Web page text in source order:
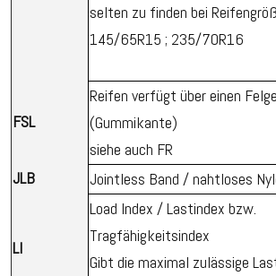
selten zu finden bei
145/65R15 ; 235/70R16
FSL
Reifen verfügt über einen
(Gummikante)
siehe auch FR
JLB
Jointless Band / nahtloses
LI
Load Index / Lastindex bzw.
Tragfähigkeitsindex
Gibt die maximal zulässige